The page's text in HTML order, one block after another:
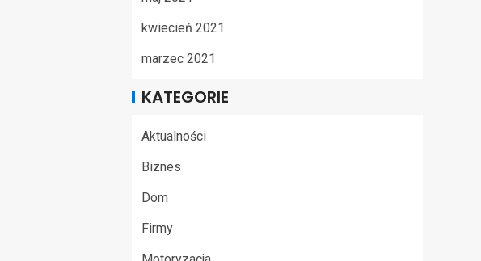
kwiecień 2021
marzec 2021
KATEGORIE
Aktualności
Biznes
Dom
Firmy